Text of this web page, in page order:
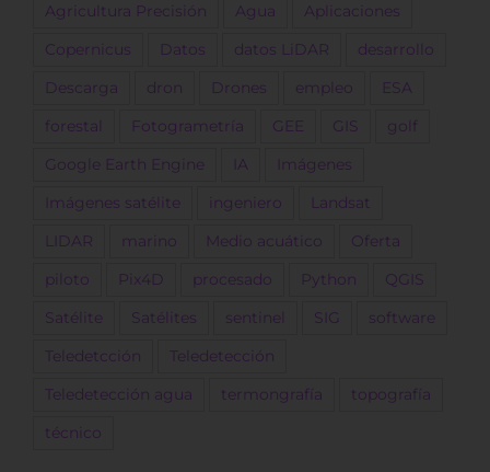
Agricultura Precisión Agua Aplicaciones
Copernicus Datos datos LiDAR desarrollo
Descarga dron Drones empleo ESA
forestal Fotogrametría GEE GIS golf
Google Earth Engine IA Imágenes
Imágenes satélite ingeniero Landsat
LIDAR marino Medio acuático Oferta
piloto Pix4D procesado Python QGIS
Satélite Satélites sentinel SIG software
Teledetcción Teledetección
Teledetección agua termongrafía topografía
técnico